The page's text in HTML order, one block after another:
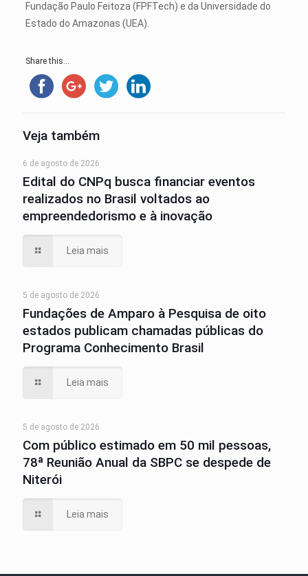
Fundação Paulo Feitoza (FPFTech) e da Universidade do
Estado do Amazonas (UEA).
Share this...
Veja também
6 de agosto de 2026
Edital do CNPq busca financiar eventos
realizados no Brasil voltados ao
empreendedorismo e à inovação
Leia mais
5 de agosto de 2026
Fundações de Amparo à Pesquisa de oito
estados publicam chamadas públicas do
Programa Conhecimento Brasil
Leia mais
5 de agosto de 2026
Com público estimado em 50 mil pessoas,
78ª Reunião Anual da SBPC se despede de
Niterói
Leia mais